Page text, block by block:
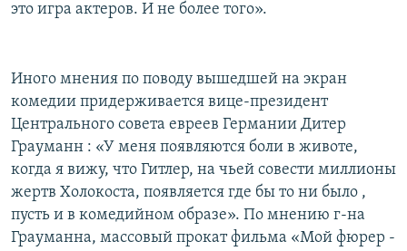
это игра актеров. И не более того».
Иного мнения по поводу вышедшей на экран
комедии придерживается вице-президент
Центрального совета евреев Германии Дитер
Грауманн : «У меня появляются боли в животе,
когда я вижу, что Гитлер, на чьей совести миллионы
жертв Холокоста, появляется где бы то ни было ,
пусть и в комедийном образе». По мнению г-на
Грауманна, массовый прокат фильма «Мой фюрер -